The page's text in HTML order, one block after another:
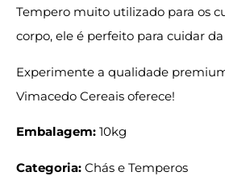
Tempero muito utilizado para os
corpo, ele é perfeito para cuidar
Experimente a qualidade
Vimacedo Cereais oferece!
Embalagem: 10kg
Categoria: Chás e Temperos